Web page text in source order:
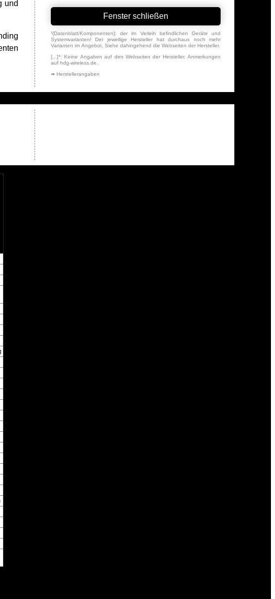
und
Fenster schließen
¹(Datenblatt/Komponenten): der im Verleih befindlichen Geräte und
Systemvarianten! Der jeweilige Hersteller hat durchaus noch mehr
Varianten im Angebot. Siehe dahingehend die Webseiten der Hersteller.
[...]*: Keine Angaben auf den Webseiten der Hersteller. Anmerkungen
auf hdg-wireless.de.
➠ Herstellerangaben